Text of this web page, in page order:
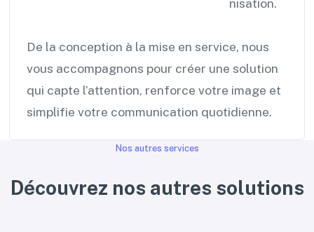
cohérente, au service de votre organisation.
De la conception à la mise en service, nous
vous accompagnons pour créer une solution
qui capte l’attention, renforce votre image et
simplifie votre communication quotidienne.
Nos autres services
Découvrez nos autres solutions